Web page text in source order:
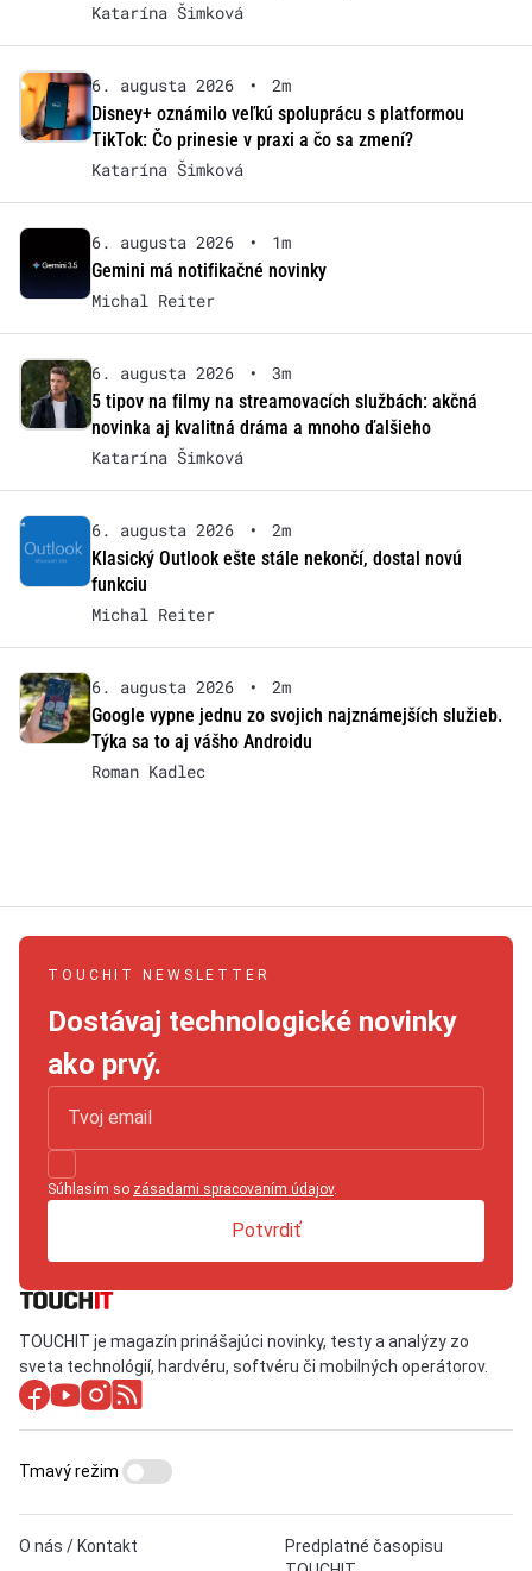
Katarína Šimková
6. augusta 2026 •
2m
Disney+ oznámilo veľkú spoluprácu s platformou
TikTok: Čo prinesie v praxi a čo sa zmení?
Katarína Šimková
6. augusta 2026 •
1m
Gemini má notifikačné novinky
Michal Reiter
6. augusta 2026 •
3m
5 tipov na filmy na streamovacích službách: akčná
novinka aj kvalitná dráma a mnoho ďalšieho
Katarína Šimková
6. augusta 2026 •
2m
Klasický Outlook ešte stále nekončí, dostal novú
funkciu
Michal Reiter
6. augusta 2026 •
2m
Google vypne jednu zo svojich najznámejších služieb.
Týka sa to aj vášho Androidu
Roman Kadlec
TOUCHIT NEWSLETTER
Dostávaj technologické novinky
ako prvý.
Súhlasím so zásadami spracovaním údajov.
Potvrdiť
TOUCHIT je magazín prinášajúci novinky, testy a analýzy zo
sveta technológií, hardvéru, softvéru či mobilných operátorov.
O nás / Kontakt
Predplatné časopisu
Tmavý režim